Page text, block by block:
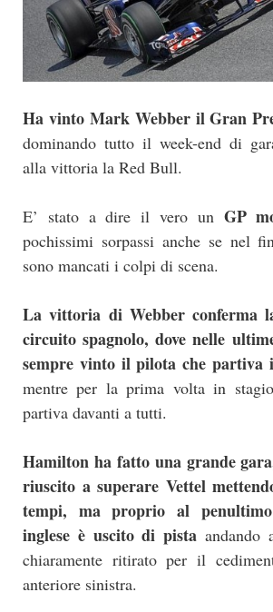
Ha vinto Mark Webber il Gran
dominando tutto il week-end di
alla vittoria la Red Bull.
E’ stato a dire il vero un GP
pochissimi sorpassi anche se nel
sono mancati i colpi di scena.
La vittoria di Webber conferma
circuito spagnolo, dove nelle
sempre vinto il pilota che partiva
mentre per la prima volta in
partiva davanti a tutti.
Hamilton ha fatto una grande
riuscito a superare Vettel
tempi, ma proprio al
inglese è uscito di pista andando
chiaramente ritirato per il
anteriore sinistra.